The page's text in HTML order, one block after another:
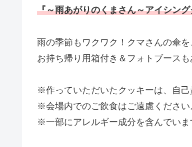
『～雨あがりのくまさん～アイシン
雨の季節もワクワク！クマさんの傘
お持ち帰り用箱付き＆フォトブースも
※作っていただいたクッキーは、自己
※会場内でのご飲食はご遠慮ください
※一部にアレルギー成分を含んでいま